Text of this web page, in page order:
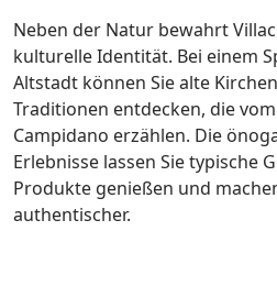
Neben der Natur bewahrt
kulturelle Identität. Bei einem
Altstadt können Sie alte
Traditionen entdecken, die
Campidano erzählen. Die
Erlebnisse lassen Sie typische
Produkte genießen und
authentischer.